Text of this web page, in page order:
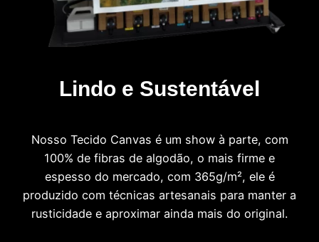
Lindo e Sustentável
Nosso Tecido Canvas é um show à parte, com
100% de fibras de algodão, o mais firme e
espesso do mercado, com 365g/m², ele é
produzido com técnicas artesanais para manter a
rusticidade e aproximar ainda mais do original.